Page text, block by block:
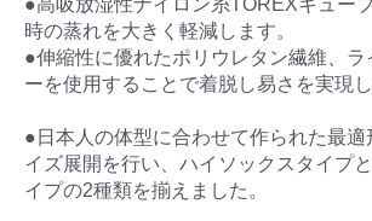
●高吸放湿性ナイロン糸TOREXキュー
時の蒸れを大きく軽減します。
●伸縮性に優れたポリウレタン繊維、
ーを使用することで着脱し易さを実現し
●日本人の体型に合わせて作られた最適
イズ展開を行い、ハイソックスタイプ
イプの2種類を揃えました。